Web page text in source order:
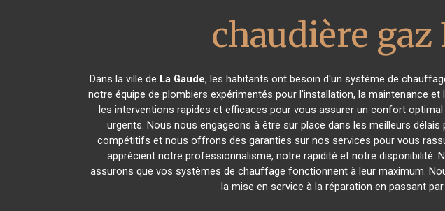
chaudière
Dans la ville de La Gaude, les habitants ont besoin d'un système de
notre équipe de plombiers expérimentés pour l'installation, la maintenance
les interventions rapides et efficaces pour vous assurer un confort
urgents. Nous nous engageons à être sur place dans les meilleurs
compétitifs et nous offrons des garanties sur nos services pour vous
apprécient notre professionnalisme, notre rapidité et notre disponibilité.
assurons que vos systèmes de chauffage fonctionnent à leur maximum.
la mise en service à la réparation en passant